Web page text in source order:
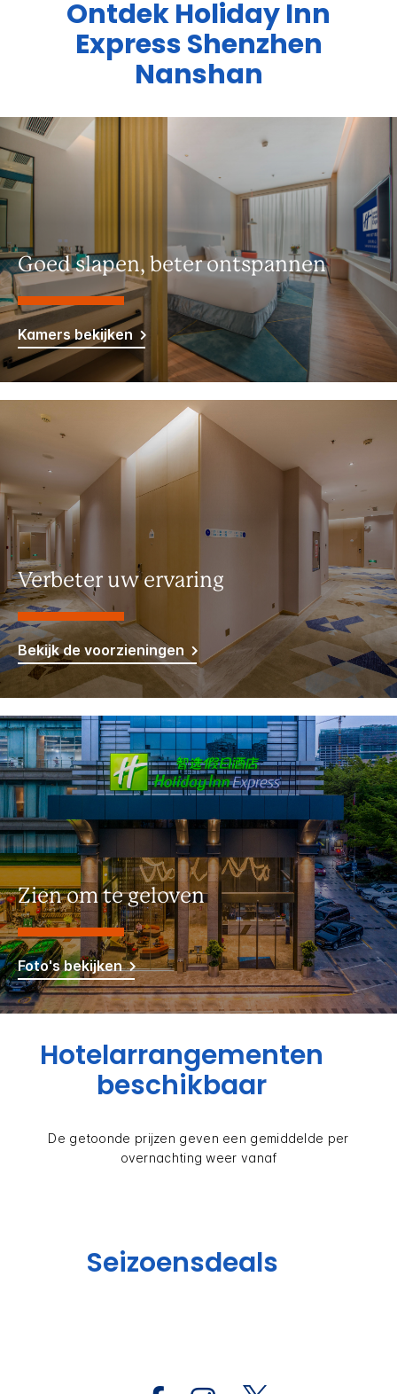
OntdekHoliday Inn
ExpressShenzhen
Nanshan
Goed slapen, beter ontspannen
Kamers bekijken
Verbeter uw ervaring
Bekijk de voorzieningen
Zien om te geloven
Foto's bekijken
Hotelarrangementen
beschikbaar
De getoonde prijzen geven een gemiddelde per
overnachting weer vanaf
Seizoensdeals